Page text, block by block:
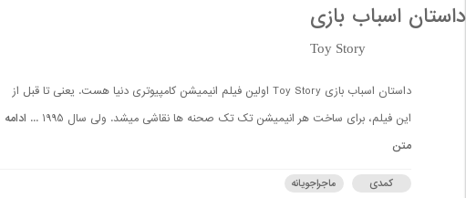
داستان اسباب بازی
Toy Story
داستان اسباب بازی Toy Story اولین فیلم انیمیشن کامپیوتری دنیا هست. یعنی تا قبل از
این فیلم، برای ساخت هر انیمیشن تک تک صحنه ها نقاشی میشد. ولی سال 1995 ...
ادامه
متن
کمدی ماجراجویانه